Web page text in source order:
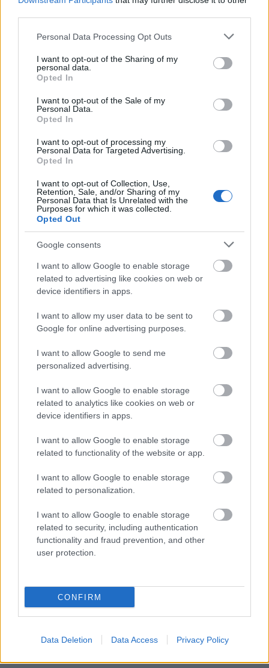
Please note that this website/app uses one or more Google
not limited to your visit or usage behaviour. You may click to
grant or deny consent to Google and its third-party tags to
use your data for below specified purposes in below Google
consent section.
Personal Data Processing Opt Outs
I want to opt-out of the Sharing of my
personal data.
Opted In
I want to opt-out of the Sale of my
Personal Data.
Opted In
I want to opt-out of processing my
Personal Data for Targeted Advertising.
Opted In
I want to opt-out of Collection, Use,
Retention, Sale, and/or Sharing of my
Personal Data that Is Unrelated with the
Purposes for which it was collected.
Opted Out
Google consents
I want to allow Google to enable storage
related to advertising like cookies on web or
device identifiers in apps.
I want to allow my user data to be sent to
Google for online advertising purposes.
I want to allow Google to send me
personalized advertising.
I want to allow Google to enable storage
related to analytics like cookies on web or
device identifiers in apps.
I want to allow Google to enable storage
related to functionality of the website or app.
I want to allow Google to enable storage
related to personalization.
I want to allow Google to enable storage
related to security, including authentication
functionality and fraud prevention, and other
user protection.
CONFIRM
Data Deletion Data Access Privacy Policy
Az új felvonó egyik érdekessége a feltételes
középállomás hídszerű épülete
meran2000.eu)..
.. amely a völgyállomás felől nézve csak a bal oldali
kabint éri el(lift-world.info- sven t)